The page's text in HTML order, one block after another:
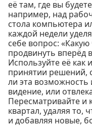
её там, где вы
например, над
стола компьютера
каждой недели
себе вопрос:
продвинуть вперёд
Используйте её как
принятии решений,
ли эта возможность
видение, или
Пересматривайте и
квартал, удаляя то,
и добавляя новые,